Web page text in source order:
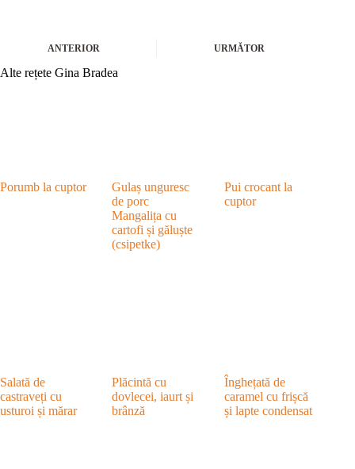
ANTERIOR URMĂTOR
Alte rețete Gina Bradea
Porumb la cuptor
Gulaș unguresc
de porc
Mangalița cu
cartofi și găluște
(csipetke)
Pui crocant la
cuptor
Salată de
castraveți cu
usturoi și mărar
Plăcintă cu
dovlecei, iaurt și
brânză
Înghețată de
caramel cu frișcă
și lapte condensat